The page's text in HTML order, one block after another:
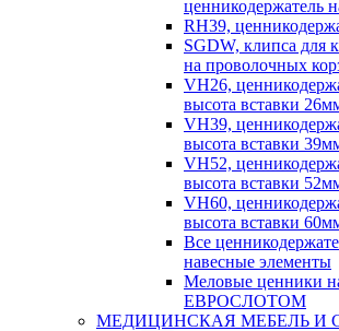
ценникодержатель
RH39,
SGDW, клипса для
на проволочных
VH26,
высота вставки
VH39,
высота вставки
VH52,
высота вставки
VH60,
высота вставки
Все
навесные элементы
Меловые ценники
ЕВРОСЛОТОМ
МЕДИЦИНСКАЯ МЕБЕЛЬ И